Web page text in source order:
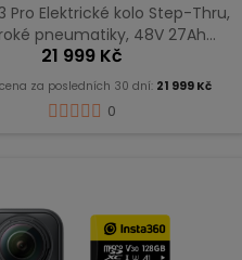
Pro Elektrické kolo Step-Thru,
pneumatiky, 48V 27Ah
dojezd 195 km – Červená
21 999 Kč
za posledních 30 dní: 21 999 Kč
0